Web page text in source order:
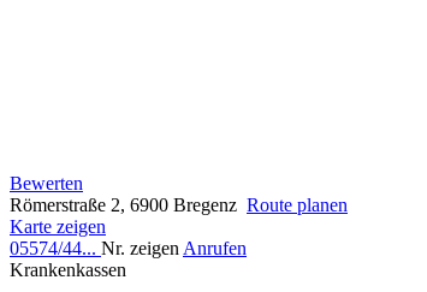
Bewerten
Römerstraße 2, 6900 Bregenz Route planen
Karte zeigen
05574/44... Nr. zeigen Anrufen
Krankenkassen